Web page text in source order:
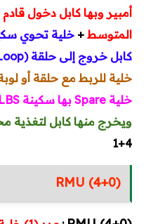
المتوسط +
كابل خروج إلى حلقة (Loop) الجهد المتوسط
خلية للربط مع حلقة أو
خلية Spare بها سكينة LBS
ويخرج منها كابل لتغذية
1+4
RMU (4+0)